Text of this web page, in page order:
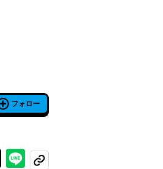
フォロー
Xで投稿するラインでシェアする
コピーする